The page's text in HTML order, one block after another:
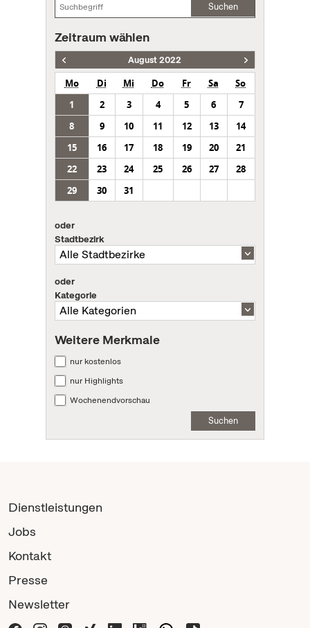
Suchen
Zeitraum wählen
August 2022
Mo Di Mi Do Fr Sa
So
1
2 3 4 5 6
7
8
9 10 11 12 13
14
15
16 17 18 19 20
21
22
23 24 25 26 27
28
29
30 31
oder
Stadtbezirk
oder
Kategorie
Weitere Merkmale
nur kostenlos
nur Highlights
Wochenendvorschau
Suchen
Dienstleistungen
Jobs
Kontakt
Presse
Newsletter